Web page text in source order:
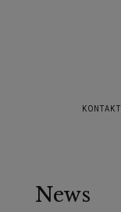
KONTAKT
News